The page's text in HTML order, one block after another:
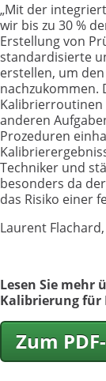
„Mit der
wir bis zu 30 %
Erstellung von
standardisierte
erstellen, um
nachzukommen.
Kalibrierroutinen
anderen
Prozeduren
Techniker und
besonders da
das Risiko einer
Laurent
Lesen Sie mehr
Kalibrierung für
Zum